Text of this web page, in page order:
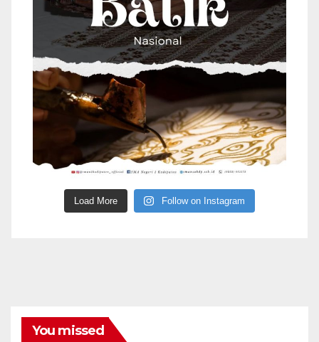
Load More Follow on Instagram
You missed